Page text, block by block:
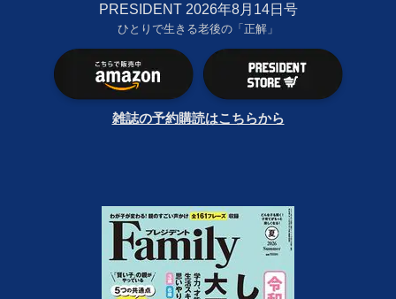
PRESIDENT 2026年8月14日号
ひとりで生きる老後の「正解」
雑誌の予約購読はこちらから